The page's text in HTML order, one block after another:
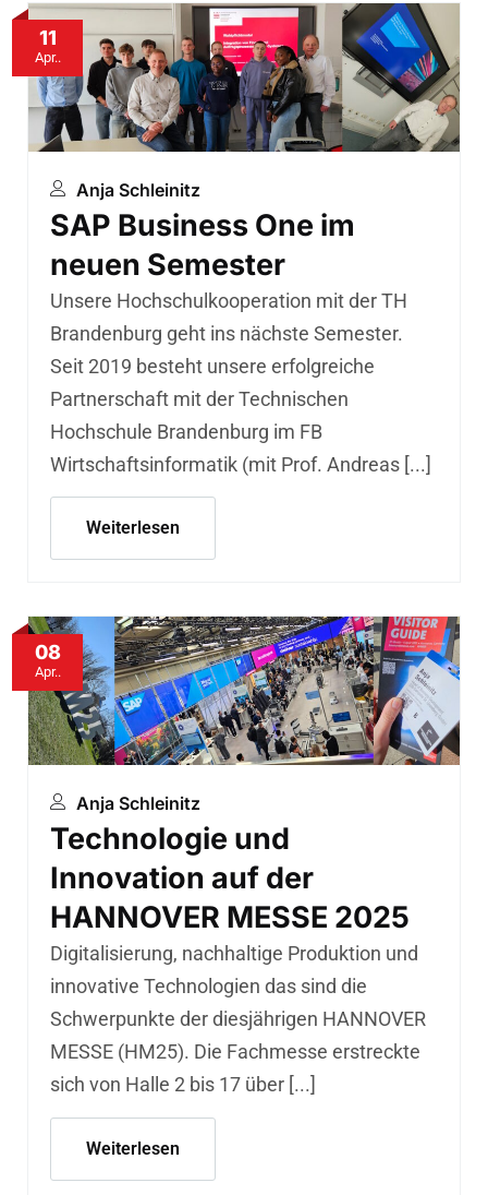
11
Apr..
Anja Schleinitz
SAP Business One im
neuen Semester
Unsere Hochschulkooperation mit der TH
Brandenburg geht ins nächste Semester.
Seit 2019 besteht unsere erfolgreiche
Partnerschaft mit der Technischen
Hochschule Brandenburg im FB
Wirtschaftsinformatik (mit Prof. Andreas [...]
Weiterlesen
08
Apr..
Anja Schleinitz
Technologie und
Innovation auf der
HANNOVER MESSE 2025
Digitalisierung, nachhaltige Produktion und
innovative Technologien das sind die
Schwerpunkte der diesjährigen HANNOVER
MESSE (HM25). Die Fachmesse erstreckte
sich von Halle 2 bis 17 über [...]
Weiterlesen